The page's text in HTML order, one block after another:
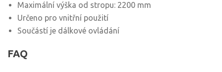
Maximální výška od stropu: 2200 mm
Určeno pro vnitřní použití
Součástí je dálkové ovládání
FAQ